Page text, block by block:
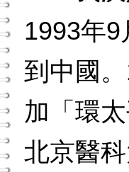
1993年
到中國
加「環
北京醫